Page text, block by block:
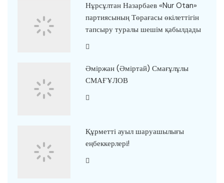
Нұрсұлтан Назарбаев «Nur Otan»
партиясының Төрағасы өкілеттігін
тапсыру туралы шешім қабылдады
Әміржан (Әміртай) Смағұлұлы
СМАҒҰЛОВ
Құрметті ауыл шаруашылығы
еңбеккерлері!